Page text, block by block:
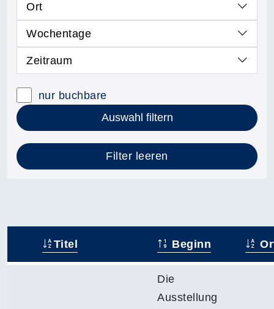
Ort
Wochentage
Zeitraum
nur buchbare
Auswahl filtern
Filter leeren
Titel Beginn
Die
Ausstellung